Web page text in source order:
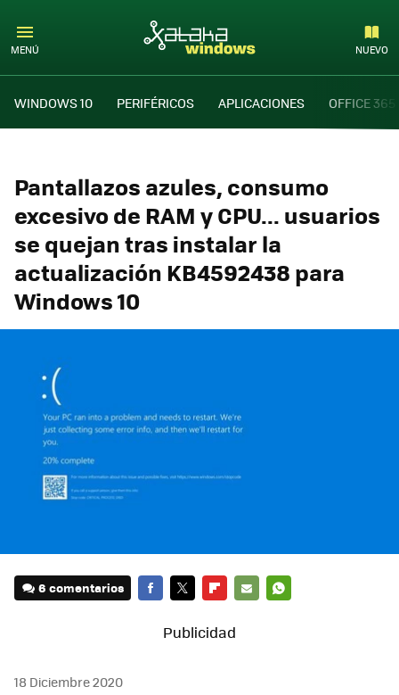
MENÚ NUEVO
WINDOWS 10 PERIFÉRICOS APLICACIONES OFFICE 365
Pantallazos azules, consumo
excesivo de RAM y CPU... usuarios
se quejan tras instalar la
actualización KB4592438 para
Windows 10
6 comentarios
MAIL
18 Diciembre 2020